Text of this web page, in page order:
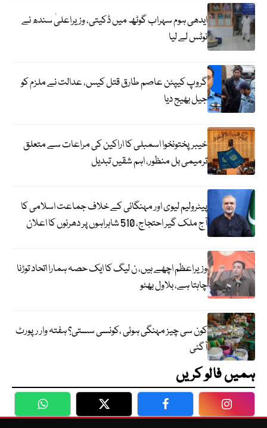
ایدھی ہوم سہراب گوٹھ میں ڈکیتی، وزیراعلیٰ سندھ نے
نوٹس لے لیا
گروپ کیپٹن عاصم طارق قتل کیس، عدالت نے ملزم کو
جیل بھیج دیا
خیبرپختونخوا اسمبلی کا اراکین کی مراعات سے متعلق
ترمیمی بل منظور، اہم شقیں تبدیل
پیٹرولیم لیوی اور مہنگائی کے خلاف جماعت اسلامی کا
آج ملک گیر احتجاج، 510 شاہراہوں پر دھرنوں کا اعلان
وزیراعظم اچھے ہیں، ن لیگ کا ایک حصہ ہمارا اتحاد توڑنا
چاہتا ہے، بلاول بھٹو
کون سی چیز مہنگی ہوئی ،کونسی سستی؟ ہفتہ وار رپورٹ
آگئی
ہمیں فالو کریں
WhatsApp Twitter Facebook